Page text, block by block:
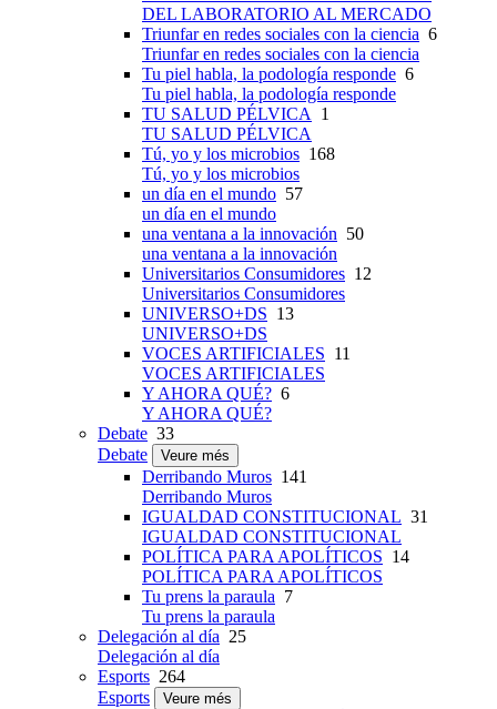
DEL LABORATORIO AL MERCADO
Triunfar en redes sociales con la ciencia 6
Triunfar en redes sociales con la ciencia
Tu piel habla, la podología responde 6
Tu piel habla, la podología responde
TU SALUD PÉLVICA
1
TU SALUD PÉLVICA
Tú, yo y los microbios 168
Tú, yo y los microbios
un día en el mundo 57
un día en el mundo
una ventana a la innovación 50
una ventana a la innovación
Universitarios Consumidores 12
Universitarios Consumidores
UNIVERSO+DS 13
UNIVERSO+DS
VOCES ARTIFICIALES 11
VOCES ARTIFICIALES
Y AHORA QUÉ? 6
Y AHORA QUÉ?
Debate 33
Debate
Veure més
Derribando Muros 141
Derribando Muros
IGUALDAD CONSTITUCIONAL 31
IGUALDAD CONSTITUCIONAL
POLÍTICA PARA APOLÍTICOS 14
POLÍTICA PARA APOLÍTICOS
Tu prens la paraula 7
Tu prens la paraula
Delegación al día 25
Delegación al día
Esports 264
Esports
Veure més